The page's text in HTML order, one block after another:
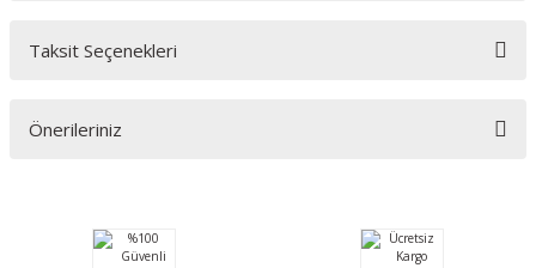
Bu ürüne ilk yorumu siz yapın!
Taksit Seçenekleri
Önerileriniz
Görüş ve önerileriniz için teşekkür ederiz.